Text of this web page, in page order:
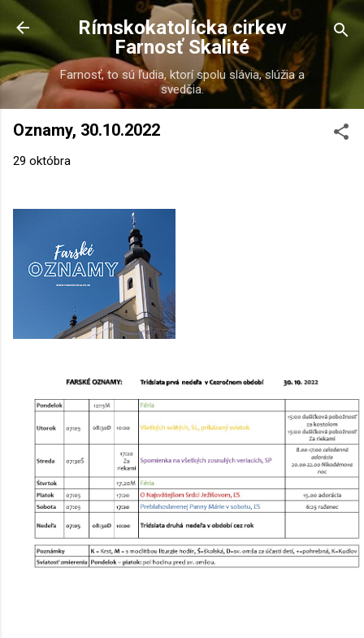
Preskočiť na hlavný obsah
Rímskokatolícka cirkev
Farnosť Skalité
Farnosť, to sú ľudia, ktorí spolu slávia, slúžia a
svedčia.
Oznamy, 30.10.2022
29 októbra